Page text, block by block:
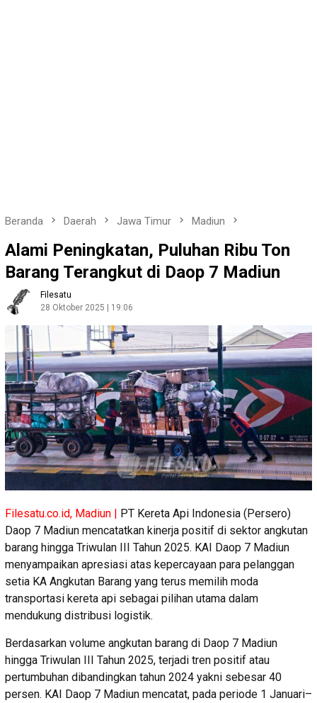
Beranda Daerah Jawa Timur Madiun
Alami Peningkatan, Puluhan Ribu Ton
Barang Terangkut di Daop 7 Madiun
Filesatu
28 Oktober 2025 | 19:06
Filesatu.co.id, Madiun | PT Kereta Api Indonesia (Persero)
Daop 7 Madiun mencatatkan kinerja positif di sektor angkutan
barang hingga Triwulan III Tahun 2025. KAI Daop 7 Madiun
menyampaikan apresiasi atas kepercayaan para pelanggan
setia KA Angkutan Barang yang terus memilih moda
transportasi kereta api sebagai pilihan utama dalam
mendukung distribusi logistik.
Berdasarkan volume angkutan barang di Daop 7 Madiun
hingga Triwulan III Tahun 2025, terjadi tren positif atau
pertumbuhan dibandingkan tahun 2024 yakni sebesar 40
persen. KAI Daop 7 Madiun mencatat, pada periode 1 Januari–